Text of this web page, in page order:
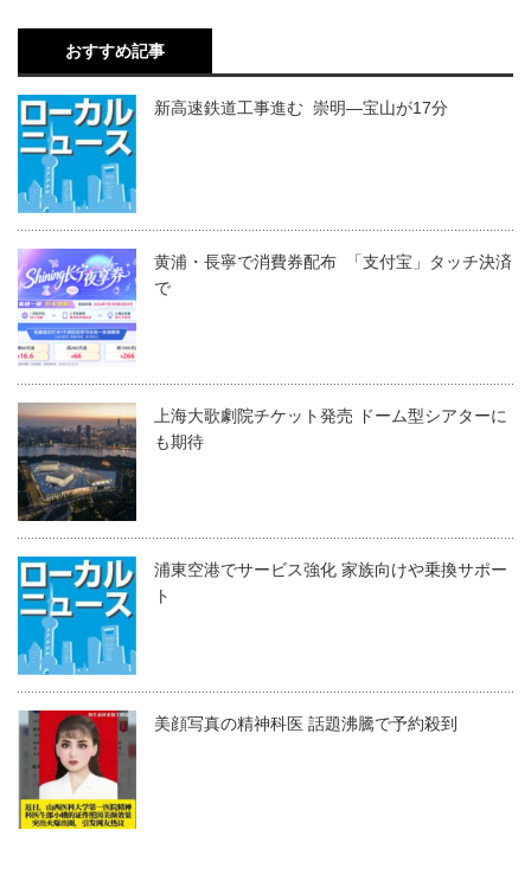
おすすめ記事
新高速鉄道工事進む 崇明―宝山が17分
黄浦・長寧で消費券配布 「支付宝」タッチ決済
で
上海大歌劇院チケット発売 ドーム型シアターに
も期待
浦東空港でサービス強化 家族向けや乗換サポー
ト
美顔写真の精神科医 話題沸騰で予約殺到